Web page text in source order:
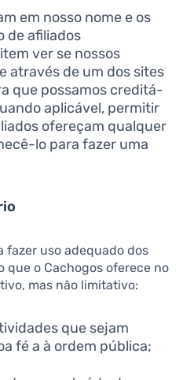
em nosso nome e os
de afiliados
ver se nossos
através de um dos sites
que possamos creditá-
aplicável, permitir
ofereçam qualquer
lo para fazer uma
fazer uso adequado dos
que o Cachogos oferece no
mas não limitativo:
que sejam
fé a à ordem pública;